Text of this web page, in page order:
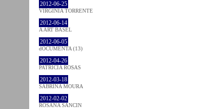
2012-06-25
VIRGINIA TORRENTE
2012-06-14
A ART BASEL
2012-06-05
dOCUMENTA (13)
2012-04-26
PATRÍCIA ROSAS
2012-03-18
SABRINA MOURA
2012-02-02
ROSANA SANCIN